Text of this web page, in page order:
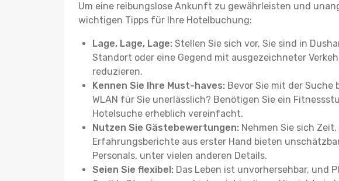
Um eine reibungslose Ankunft zu gewährleisten und
wichtigen Tipps für Ihre Hotelbuchung:
Lage, Lage, Lage: Stellen Sie sich vor, Sie sind in
Standort oder eine Gegend mit ausgezeichneter
reduzieren.
Kennen Sie Ihre Must-haves: Bevor Sie mit der
WLAN für Sie unerlässlich? Benötigen Sie ein
Hotelsuche erheblich vereinfacht.
Nutzen Sie Gästebewertungen: Nehmen Sie sich
Erfahrungsberichte aus erster Hand bieten
Personals, unter vielen anderen Details.
Seien Sie flexibel: Das Leben ist unvorhersehbar, und